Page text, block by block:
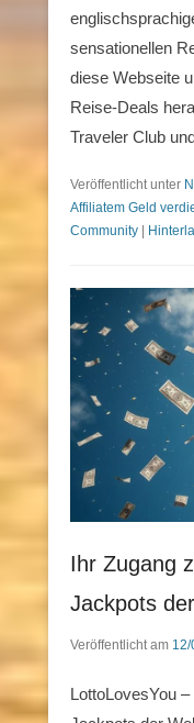
sensationellen
diese Webseite
Reise-Deals
Traveler Club
Veröffentlicht unter
Affiliatem Geld
Community
Ihr Zugang
Jackpots
Veröffentlicht am
LottoLovesYou